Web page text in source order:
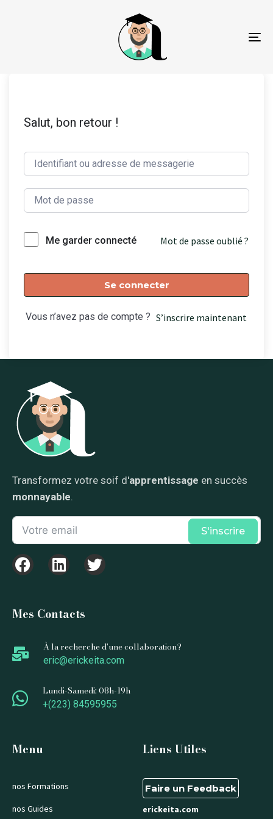
Salut, bon retour !
Me garder connecté Mot de passe oublié ?
Se connecter
Vous n’avez pas de compte ? S’inscrire maintenant
Transformez votre soif d'apprentissage en succès
monnayable.
S'inscrire
Mes Contacts
À la recherche d'une collaboration?
eric@erickeita.com
Lundi-Samedi: 08h-19h
+(223) 84595955
Menu
nos Formations
nos Guides
Liens Utiles
Faire un Feedback
erickeita.com